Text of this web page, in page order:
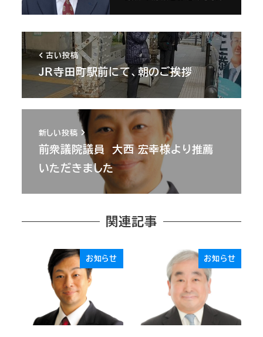
古い投稿
JR寺田町駅前にて、朝のご挨拶
新しい投稿
前衆議院議員 大西 宏幸様より推薦
いただきました
関連記事
お知らせ お知らせ